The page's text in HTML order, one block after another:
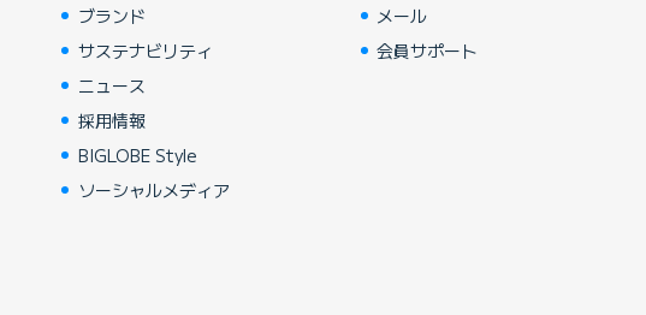
ブランド
サステナビリティ
ニュース
採用情報
BIGLOBE Style
ソーシャルメディア
メール
会員サポート